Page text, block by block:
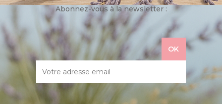
Abonnez-vous à la newsletter :